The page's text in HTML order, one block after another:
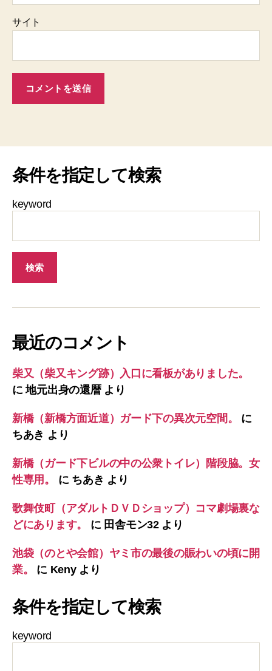
サイト
条件を指定して検索
keyword
最近のコメント
柴又（柴又キング跡）入口に看板がありました。
に地元出身の還暦より
新橋（新橋方面近道）ガード下の異次元空間。
に
ちあき より
新橋（ガード下ビルの中の公衆トイレ）階段脇。女
性専用。
に ちあき より
歌舞伎町（アダルトＤＶＤショップ）コマ劇場裏な
どにあります。
に 田舎モン32より
池袋（のとや会館）ヤミ市の最後の賑わいの頃に開
業。
に Kenyより
条件を指定して検索
keyword